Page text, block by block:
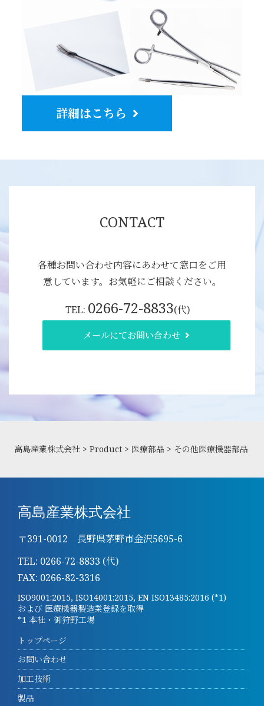
詳細はこちら
CONTACT
各種お問い合わせ内容にあわせて窓口をご用
意しています。お気軽にご相談ください。
TEL: 0266-72-8833(代)
メールにてお問い合わせ
高島産業株式会社> Product> 医療部品 > その他医療機器部品
高島産業株式会社
〒391-0012 長野県茅野市金沢5695-6
TEL: 0266-72-8833 (代)
FAX: 0266-82-3316
ISO9001:2015, ISO14001:2015, EN ISO13485:2016 (*1)
および 医療機器製造業登録を取得
*1 本社・御狩野工場
トップページ
お問い合わせ
加工技術
製品